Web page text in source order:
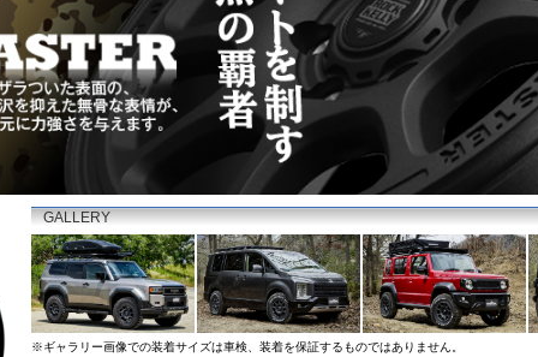
GALLERY
※ギャラリー画像での装着サイズは車検、装着を保証するものではありません。